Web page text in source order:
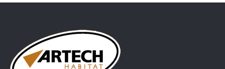
partenariat […]